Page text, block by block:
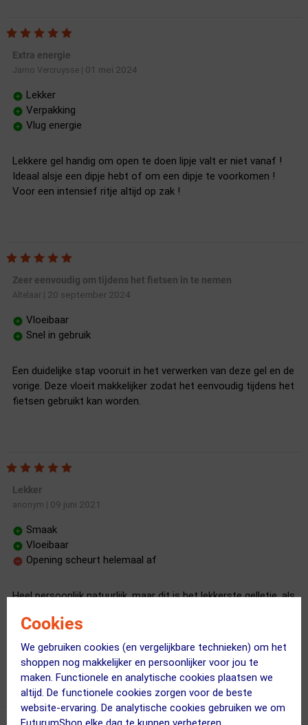
Cookies
We gebruiken cookies (en vergelijkbare technieken) om het
shoppen nog makkelijker en persoonlijker voor jou te
maken. Functionele en analytische cookies plaatsen we
altijd. De functionele cookies zorgen voor de beste
website-ervaring. De analytische cookies gebruiken we om
Extra energie
Jarno Vercruysse| 01 mei 2024
Lekker
Verpakking
Vlug energie
Lekkere gel handig om open te doen lipje valt er niet vanaf !
Ideaal alsje een dipje hebt of om een dipje te voorkomen !
Voor een intensief ritje altijd op zak !
Zeer eenvoudig om tijdens het fietsen in te nemen
Altelaar| 20 september 2024
Vloeibaar
Snel in gebruik
Een duidelijke stap vooruit in het verwerken van deze gel en de
vorige. Deze vloeit makkelijker zodat het eenvoudig tijdens het
fietsen gebruikt kan worden.
Lekker
anonym 09 juni 2021
Smaak
Vloeibaar
Opening scheurt helemaal af
Heel persoonlijk natuurlijk, maar dit is het lekkerste gelletje, als
Wel jammer dat die niet zo'n mooi systeem heeft waarbij de
opening eraan blijft zitten.